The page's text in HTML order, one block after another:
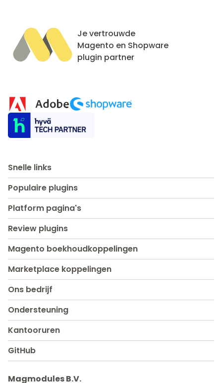
Je vertrouwde
Magento en Shopware
plugin partner
Snelle links
Populaire plugins
Platform pagina's
Review plugins
Magento boekhoudkoppelingen
Marketplace koppelingen
Ons bedrijf
Ondersteuning
Kantooruren
GitHub
Magmodules B.V.